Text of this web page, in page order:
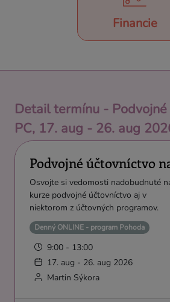
Financie
Detail termínu -
PC, 17. aug - 26. aug
Podvojné účtovníctvo
Osvojte si vedomosti nadobudnuté
kurze podvojné účtovníctvo aj v
niektorom z účtovných programov.
Denný ONLINE - program Pohoda
9:00 - 13:00
17. aug - 26. aug 2026
Martin Sýkora